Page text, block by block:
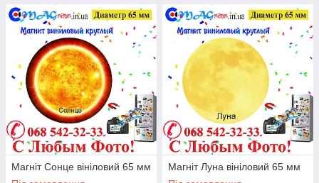
Магніт Сонце вініловий 65 мм
Магніт Луна вініловий 65 мм